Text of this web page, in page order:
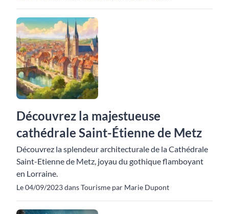
Découvrez la majestueuse
cathédrale Saint-Étienne de Metz
Découvrez la splendeur architecturale de la Cathédrale
Saint-Etienne de Metz, joyau du gothique flamboyant
en Lorraine.
Le 04/09/2023 dans Tourisme par Marie Dupont